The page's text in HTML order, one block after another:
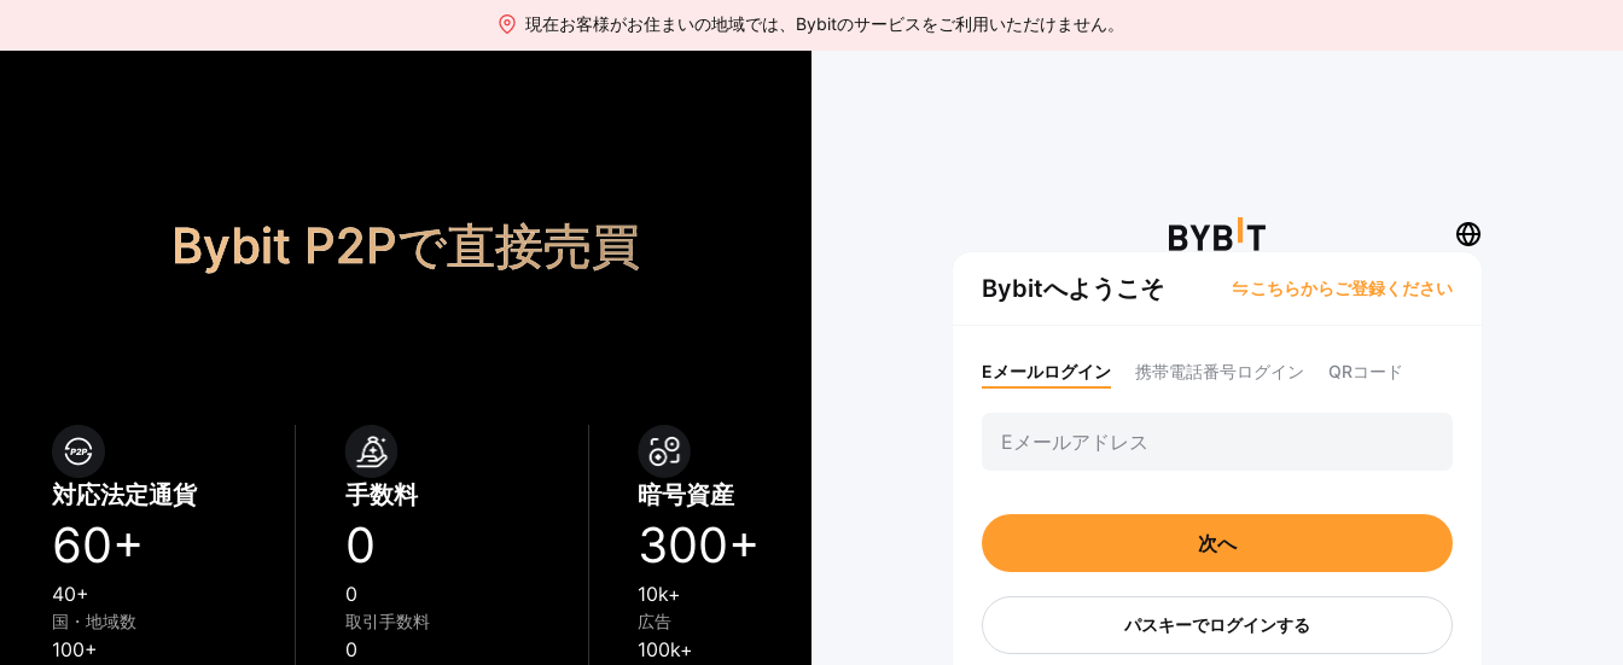
Bybit P2Pで直接売買
対応法定通貨
60+
40+
国・地域数
100+
手数料
0
0
取引手数料
0
暗号資産
300+
10k+
広告
100k+
Bybitへようこそ こちらからご登録ください
Eメールログイン 携帯電話番号ログイン QRコード
次へ
パスキーでログインする
現在お客様がお住まいの地域では、Bybitのサービスをご利用いただけません。